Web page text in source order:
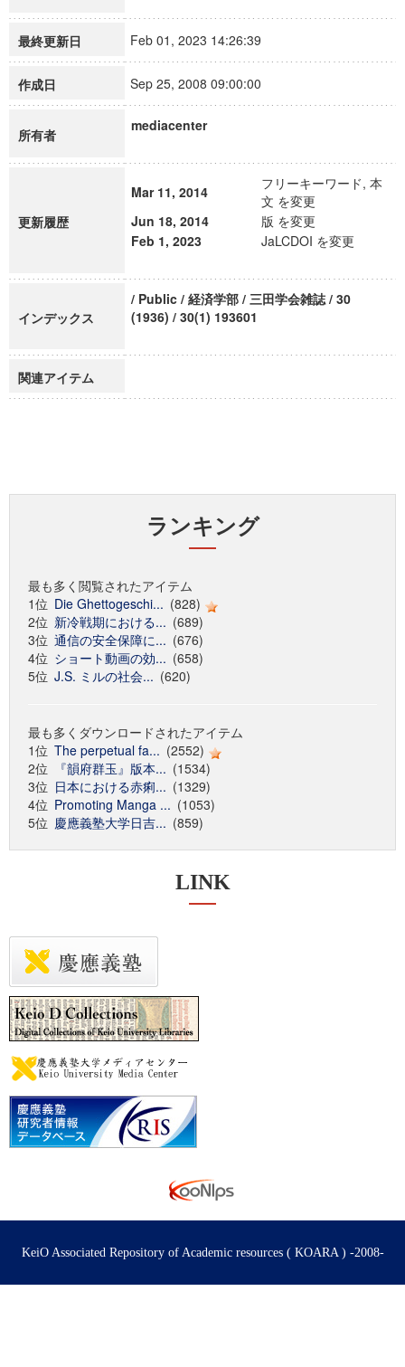
最終更新日 Feb 01, 2023 14:26:39
作成日 Sep 25, 2008 09:00:00
所有者
mediacenter
更新履歴
Mar 11, 2014
フリーキーワード, 本
文 を変更
Jun 18, 2014
版 を変更
Feb 1, 2023
JaLCDOI を変更
インデックス
/ Public / 経済学部 / 三田学会雑誌 / 30
(1936) / 30(1) 193601
関連アイテム
ランキング
最も多く閲覧されたアイテム
1位 Die Ghettogeschi... (828)
2位 新冷戦期における... (689)
3位 通信の安全保障に... (676)
4位 ショート動画の効... (658)
5位 J.S. ミルの社会... (620)
最も多くダウンロードされたアイテム
1位 The perpetual fa... (2552)
2位
『韻府群玉』版本... (1534)
3位 日本における赤痢... (1329)
4位 Promoting Manga ... (1053)
5位 慶應義塾大学日吉... (859)
LINK
KeiO Associated Repository of Academic resources ( KOARA ) -2008-